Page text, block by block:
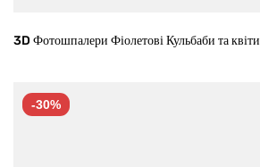
3D Фотошпалери Фіолетові Кульбаби та квіти
-30%